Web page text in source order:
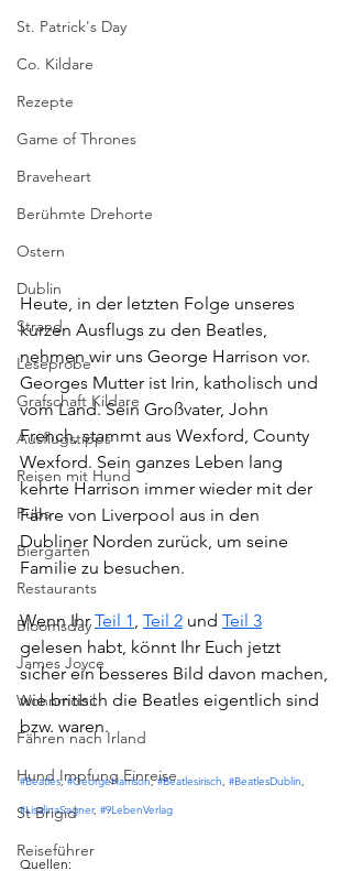
St. Patrick's Day
Co. Kildare
Rezepte
Game of Thrones
Braveheart
Berühmte Drehorte
Ostern
Dublin
Strand
Leseprobe
Grafschaft Kildare
Ausflugstipps
Reisen mit Hund
Pubs
Biergarten
Restaurants
Bloomsday
James Joyce
Wohnmobil
Fähren nach Irland
Hund Impfung Einreise
St Brigid
Reiseführer
Heute, in der letzten Folge unseres
kurzen Ausflugs zu den Beatles,
nehmen wir uns George Harrison vor.
Georges Mutter ist Irin, katholisch und
vom Land. Sein Großvater, John
French, stammt aus Wexford, County
Wexford. Sein ganzes Leben lang
kehrte Harrison immer wieder mit der
Fähre von Liverpool aus in den
Dubliner Norden zurück, um seine
Familie zu besuchen.
Wenn Ihr Teil 1, Teil 2 und Teil 3
gelesen habt, könnt Ihr Euch jetzt
sicher ein besseres Bild davon machen,
wie britisch die Beatles eigentlich sind
bzw. waren.
#Beatles, #GeorgeHarrison, #Beatlesirisch, #BeatlesDublin,
#LisalinaSagner, #9LebenVerlag
Quellen: